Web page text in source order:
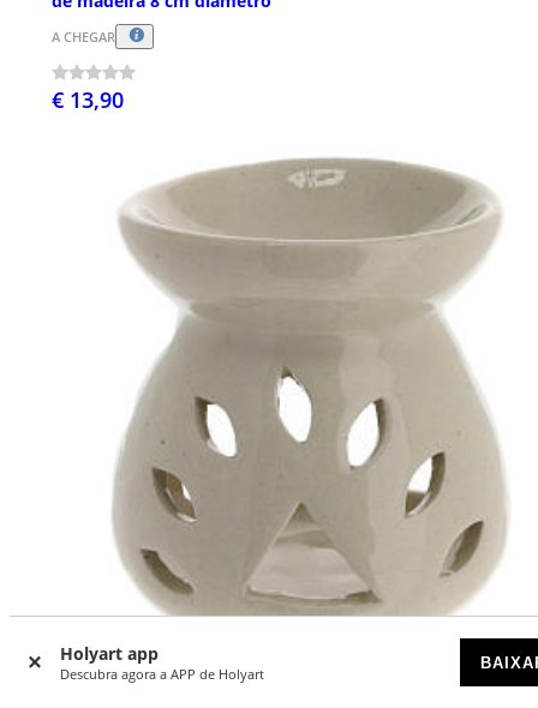
Holyart app
Descubra agora a APP de Holyart
A CHEGAR
€ 13,90